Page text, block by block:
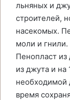
льняных и
строителей,
насекомых.
моли и гнили.
Пенопласт
из джута и на
необходимой
время